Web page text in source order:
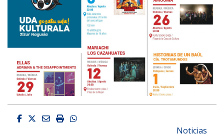
Facebook
Twitter
EmailImprimirWhatsapp
Noticias